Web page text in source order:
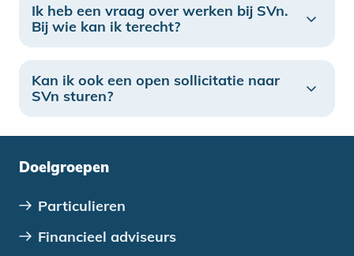
Ik heb een vraag over werken bij SVn.
Bij wie kan ik terecht?
Kan ik ook een open sollicitatie naar
SVn sturen?
Doelgroepen
Particulieren
Financieel adviseurs